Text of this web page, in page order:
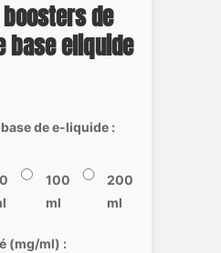
de
base eliquide
de e-liquide :
100
ml
200
ml
(mg/ml) :